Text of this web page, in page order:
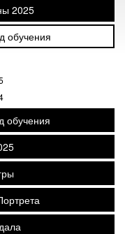
2025
обучения
обучения